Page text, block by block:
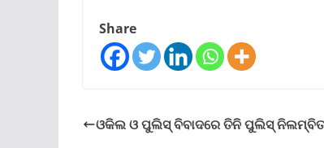
Share
ଓକିଲ ଓ ପୁଲିସ୍‌ ବିବାଦରେ ତିନି ପୁଲିସ୍ ନିଲମ୍ବିତ